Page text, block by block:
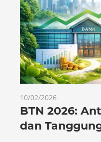
10/02/2026
BTN 2026:
dan